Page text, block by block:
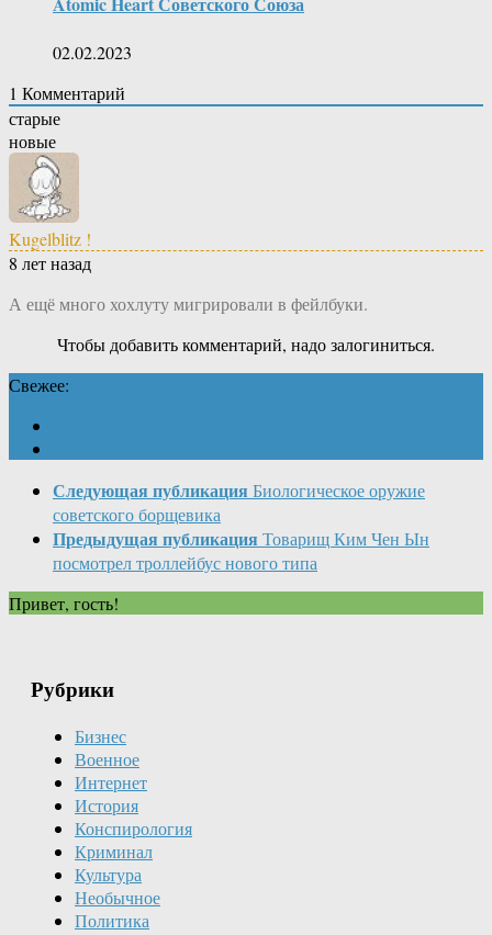
02.02.2023
1 Комментарий
старые
новые
Kugelblitz !
8 лет назад
А ещё много хохлуту мигрировали в фейлбуки.
Чтобы добавить комментарий, надо залогиниться.
Свежее:
Следующая публикация Биологическое оружие
советского борщевика
Предыдущая публикация Товарищ Ким Чен Ын
посмотрел троллейбус нового типа
Привет, гость!
Рубрики
Бизнес
Военное
Интернет
История
Конспирология
Криминал
Культура
Необычное
Политика